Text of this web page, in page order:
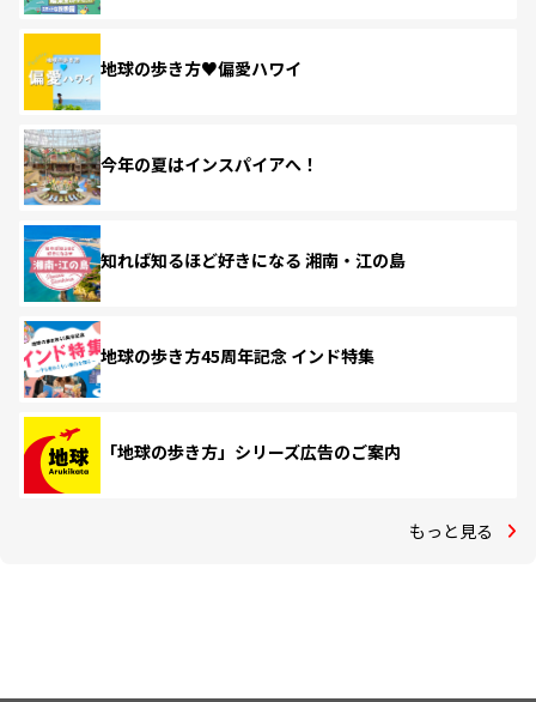
地球の歩き方♥偏愛ハワイ
今年の夏はインスパイアへ！
知れば知るほど好きになる 湘南・江の島
地球の歩き方45周年記念 インド特集
「地球の歩き方」シリーズ広告のご案内
もっと見る